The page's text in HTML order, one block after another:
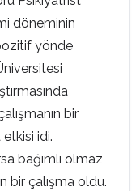
döneminin
yönde
bir
etkisi idi.
bağımlı olmaz
bir çalışma oldu.